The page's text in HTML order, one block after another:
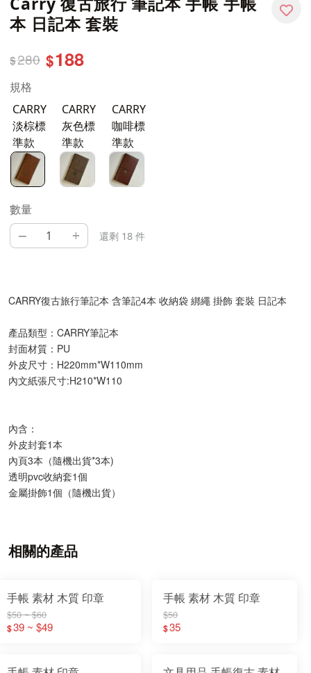
本 日記本 套裝
$280 $188
規格
CARRY
淡棕標
準款
CARRY
灰色標
準款
CARRY
咖啡標
準款
數量
– + 還剩 18 件
CARRY復古旅行筆記本 含筆記4本 收納袋 綁繩 掛飾 套裝 日記本
產品類型：CARRY筆記本
封面材質：PU
外皮尺寸：H220mm*W110mm
內文紙張尺寸:H210*W110
內含：
外皮封套1本
內頁3本（隨機出貨*3本)
透明pvc收納套1個
金屬掛飾1個（隨機出貨）
相關的產品
手帳 素材 木質 印章
$50 ~ $60
$39 ~ $49
手帳 素材 木質 印章
$50
$35